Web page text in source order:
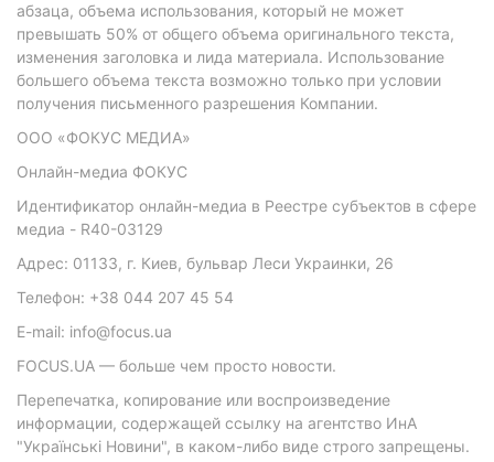
абзаца, объема использования, который не может
превышать 50% от общего объема оригинального текста,
изменения заголовка и лида материала. Использование
большего объема текста возможно только при условии
получения письменного разрешения Компании.
ООО «ФОКУС МЕДИА»
Онлайн-медиа ФОКУС
Идентификатор онлайн-медиа в Реестре субъектов в сфере
медиа - R40-03129
Адрес: 01133, г. Киев, бульвар Леси Украинки, 26
Телефон: +38 044 207 45 54
E-mail: info@focus.ua
FOCUS.UA — больше чем просто новости.
Перепечатка, копирование или воспроизведение
информации, содержащей ссылку на агентство ИнА
"Українські Новини", в каком-либо виде строго запрещены.